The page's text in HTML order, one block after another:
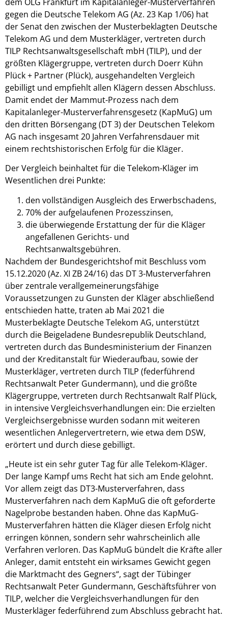
gegen die Deutsche Telekom AG (Az. 23 Kap 1/06) hat
der Senat den zwischen der Musterbeklagten Deutsche
Telekom AG und dem Musterkläger, vertreten durch
TILP Rechtsanwaltsgesellschaft mbH (TILP), und der
größten Klägergruppe, vertreten durch Doerr Kühn
Plück + Partner (Plück), ausgehandelten Vergleich
gebilligt und empfiehlt allen Klägern dessen Abschluss.
Damit endet der Mammut-Prozess nach dem
Kapitalanleger-Musterverfahrensgesetz (KapMuG) um
den dritten Börsengang (DT 3) der Deutschen Telekom
AG nach insgesamt 20 Jahren Verfahrensdauer mit
einem rechtshistorischen Erfolg für die Kläger.
Der Vergleich beinhaltet für die Telekom-Kläger im
Wesentlichen drei Punkte:
den vollständigen Ausgleich des Erwerbschadens,
70% der aufgelaufenen Prozesszinsen,
die überwiegende Erstattung der für die Kläger
angefallenen Gerichts- und
Rechtsanwaltsgebühren.
Nachdem der Bundesgerichtshof mit Beschluss vom
15.12.2020 (Az. XI ZB 24/16) das DT 3-Musterverfahren
über zentrale verallgemeinerungsfähige
Voraussetzungen zu Gunsten der Kläger abschließend
entschieden hatte, traten ab Mai 2021 die
Musterbeklagte Deutsche Telekom AG, unterstützt
durch die Beigeladene Bundesrepublik Deutschland,
vertreten durch das Bundesministerium der Finanzen
und der Kreditanstalt für Wiederaufbau, sowie der
Musterkläger, vertreten durch TILP (federführend
Rechtsanwalt Peter Gundermann), und die größte
Klägergruppe, vertreten durch Rechtsanwalt Ralf Plück,
in intensive Vergleichsverhandlungen ein: Die erzielten
Vergleichsergebnisse wurden sodann mit weiteren
wesentlichen Anlegervertretern, wie etwa dem DSW,
erörtert und durch diese gebilligt.
„Heute ist ein sehr guter Tag für alle Telekom-Kläger.
Der lange Kampf ums Recht hat sich am Ende gelohnt.
Vor allem zeigt das DT3-Musterverfahren, dass
Musterverfahren nach dem KapMuG die oft geforderte
Nagelprobe bestanden haben. Ohne das KapMuG-
Musterverfahren hätten die Kläger diesen Erfolg nicht
erringen können, sondern sehr wahrscheinlich alle
Verfahren verloren. Das KapMuG bündelt die Kräfte aller
Anleger, damit entsteht ein wirksames Gewicht gegen
die Marktmacht des Gegners“, sagt der Tübinger
Rechtsanwalt Peter Gundermann, Geschäftsführer von
TILP, welcher die Vergleichsverhandlungen für den
Musterkläger federführend zum Abschluss gebracht hat.